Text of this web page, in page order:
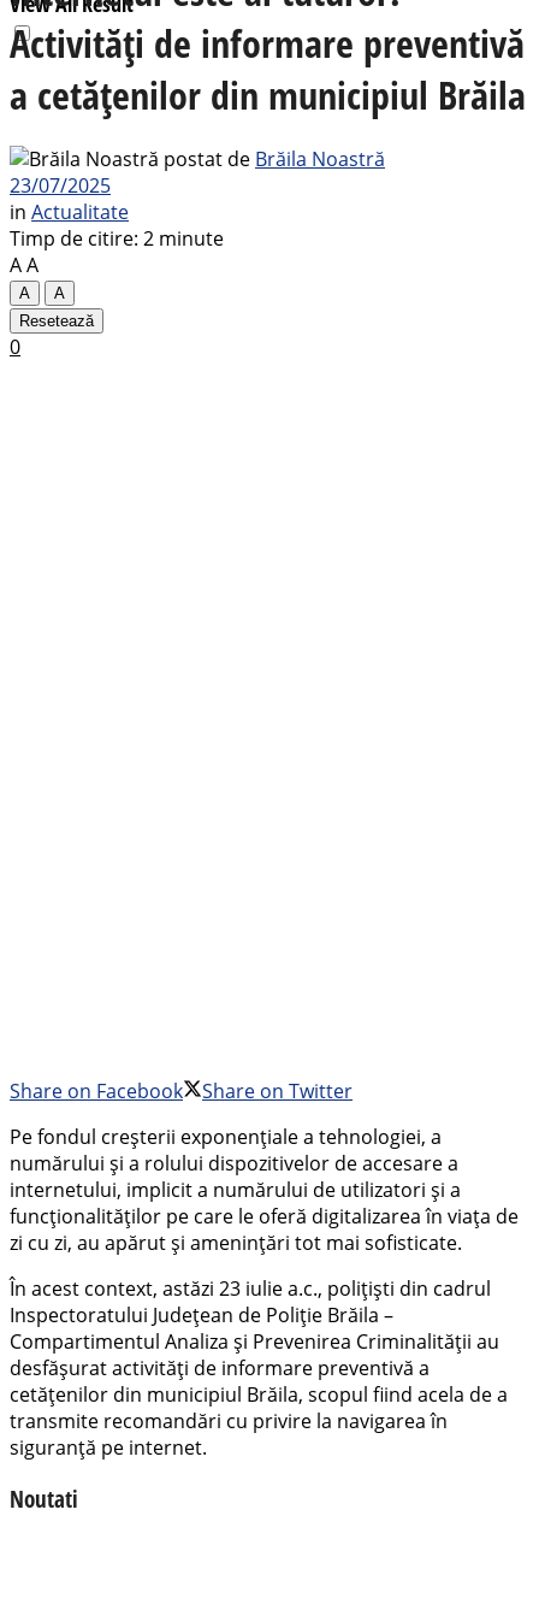
Activități de informare preventivă
a cetățenilor din municipiul Brăila
postat de Brăila Noastră
23/07/2025
in Actualitate
Timp de citire: 2 minute
AA
A
A
Resetează
0
Share on Facebook
Share on Twitter
Pe fondul creșterii exponențiale a tehnologiei, a
numărului și a rolului dispozitivelor de accesare a
internetului, implicit a numărului de utilizatori și a
funcționalităților pe care le oferă digitalizarea în viața de
zi cu zi, au apărut și amenințări tot mai sofisticate.
În acest context, astăzi 23 iulie a.c., polițiști din cadrul
Inspectoratului Județean de Poliție Brăila –
Compartimentul Analiza și Prevenirea Criminalității au
desfășurat activități de informare preventivă a
cetățenilor din municipiul Brăila, scopul fiind acela de a
transmite recomandări cu privire la navigarea în
siguranță pe internet.
Noutati